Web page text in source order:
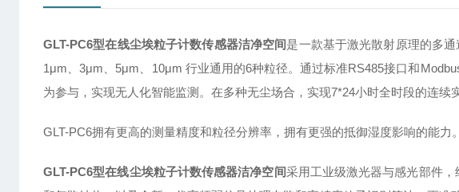
GLT-PC6型在线尘埃粒子计数传感器洁净空间是一款基于激光散射原理的多
1μm、3μm、5μm、10μm 行业通用的6种粒径。通过标准RS485接口和
为参与，实现无人化智能监测。在多种无尘场合，实现7*24小时全时段的连续
GLT-PC6拥有更高的测量精度和粒径分辨率，拥有更强的抵御湿度影响的能力。
GLT-PC6型在线尘埃粒子计数传感器洁净空间采用工业级激光器与感光部件